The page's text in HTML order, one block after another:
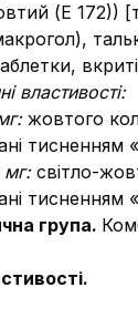
(Е 172))
властивості:
жовтого
тисненням
мг:світло-
тисненням
група.